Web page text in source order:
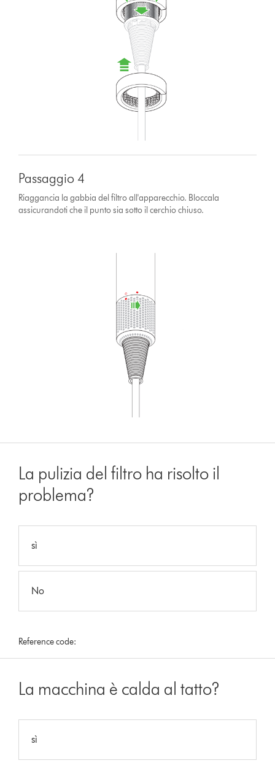
Passaggio 4
Riaggancia la gabbia del filtro all'apparecchio. Bloccala
assicurandoti che il punto sia sotto il cerchio chiuso.
La pulizia del filtro ha risolto il
problema?
sì
No
Reference code:
La macchina è calda al tatto?
sì